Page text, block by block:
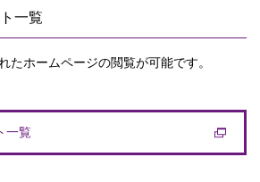
一覧
たホームページの閲覧が可能です。
一覧